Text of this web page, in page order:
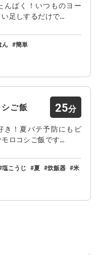
んぱく！いつものヨー
足しするだけで…
ん 簡単
シご飯 25
き！夏バテ予防にもピ
ロコシご飯です…
塩こうじ 夏 炊飯器 米